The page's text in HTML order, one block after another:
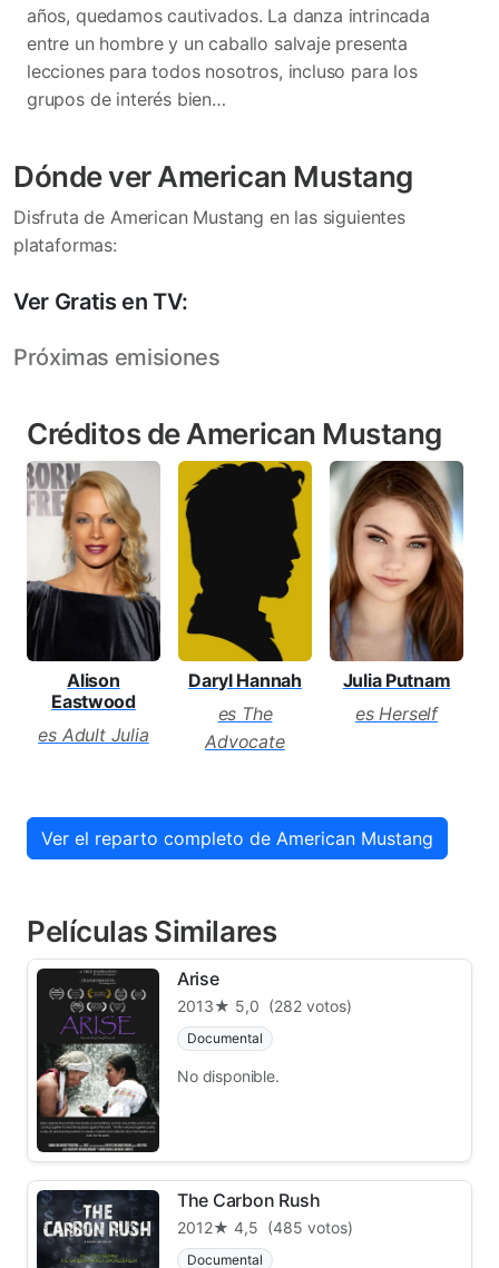
años, quedamos cautivados. La danza intrincada
entre un hombre y un caballo salvaje presenta
lecciones para todos nosotros, incluso para los
grupos de interés bien…
Dónde ver American Mustang
Disfruta de American Mustang en las siguientes
plataformas:
Ver Gratis en TV:
Próximas emisiones
Créditos de American Mustang
Alison
Eastwood
es Adult Julia
Daryl Hannah
es The
Advocate
Julia Putnam
es Herself
Ver el reparto completo de American Mustang
Películas Similares
Arise
2013★ 5,0 (282 votos)
Documental
No disponible.
The Carbon Rush
2012★ 4,5 (485 votos)
Documental